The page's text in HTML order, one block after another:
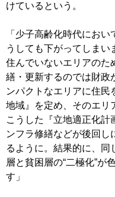
けているという。
「少子高齢化時代にお
うしても下がってしま
住んでいないエリアのた
繕・更新するのでは財政
ンパクトなエリアに住民
地域』を定め、そのエリ
こうした『立地適正化計
ンフラ修繕などが後回し
るように。結果的に、同
層と貧困層の“二極化”が
す」